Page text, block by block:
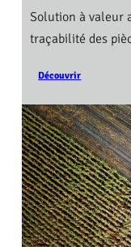
Solution à valeur
traçabilité des
Découvrir